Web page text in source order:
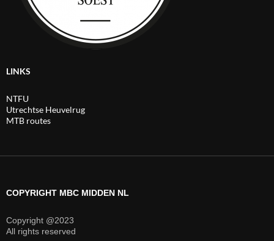
LINKS
NTFU
Utrechtse Heuvelrug
MTB routes
COPYRIGHT MBC MIDDEN NL
Copyright @2023
All rights reserved